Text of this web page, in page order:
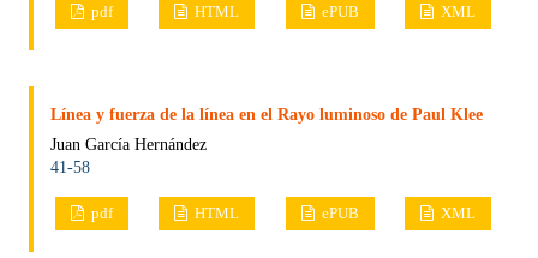
pdf HTML ePUB XML
Línea y fuerza de la línea en el Rayo luminoso de Paul Klee
Juan García Hernández
41-58
pdf HTML ePUB XML